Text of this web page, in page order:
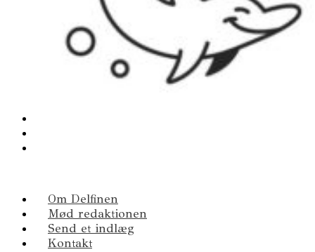
Om Delfinen
Mød redaktionen
Send et indlæg
Kontakt